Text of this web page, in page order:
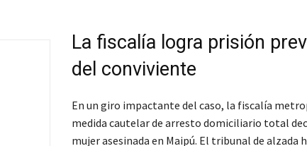
La fiscalía logra prisión
del conviviente
En un giro impactante del caso, la fiscalía
medida cautelar de arresto domiciliario total
mujer asesinada en Maipú. El tribunal de